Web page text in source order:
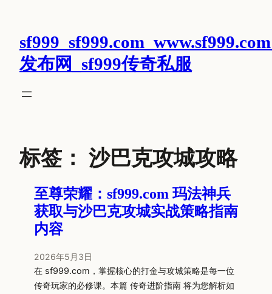
发布网_sf999传奇私服
标签： 沙巴克攻城攻略
至尊荣耀：sf999.com 玛法神兵
获取与沙巴克攻城实战策略指南
内容
2026年5月3日
在 sf999.com，掌握核心的打金与攻城策略是每一位
传奇玩家的必修课。本篇 传奇进阶指南 将为您解析如